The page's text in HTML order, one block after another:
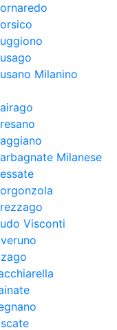
Milanino
Milanese
Visconti